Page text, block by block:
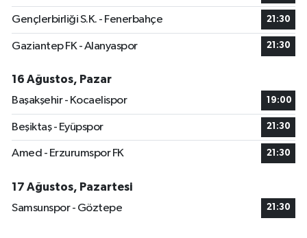
Gençlerbirliği S.K. - Fenerbahçe 21:30
Gaziantep FK - Alanyaspor 21:30
16 Ağustos, Pazar
Başakşehir - Kocaelispor
19:00
Beşiktaş - Eyüpspor 21:30
Amed - Erzurumspor FK 21:30
17 Ağustos, Pazartesi
Samsunspor - Göztepe
21:30